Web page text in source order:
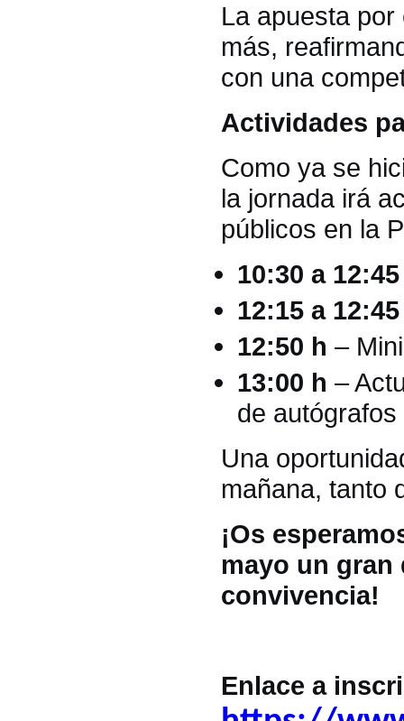
La apuesta
más,
con una
Actividades
Como ya se
la jornada irá
públicos en la
10:30 a
12:15 a
12:50 h –
13:00 h –
de
Una
mañana, tanto
¡Os
mayo un
convivencia!
Enlace a